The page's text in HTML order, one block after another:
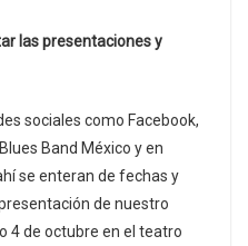
las presentaciones y
sociales como Facebook,
Band México y en
se enteran de fechas y
de nuestro
4 de octubre en el teatro